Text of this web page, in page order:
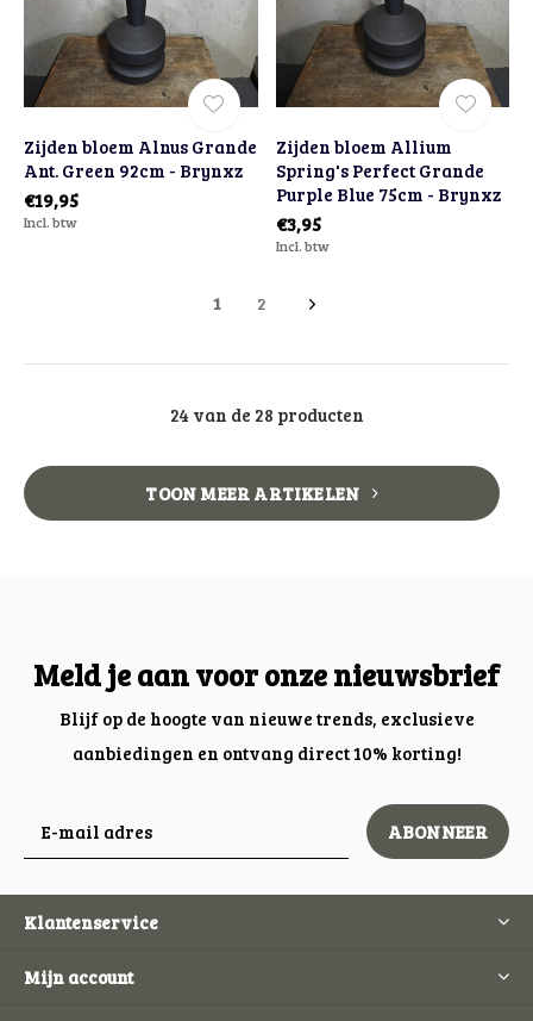
Zijden bloem Alnus Grande
Ant. Green 92cm - Brynxz
€19,95
Incl. btw
Zijden bloem Allium
Spring's Perfect Grande
Purple Blue 75cm - Brynxz
€3,95
Incl. btw
1 2
24 van de 28 producten
TOON MEER ARTIKELEN
Meld je aan voor onze nieuwsbrief
Blijf op de hoogte van nieuwe trends, exclusieve
aanbiedingen en ontvang direct 10% korting!
ABONNEER
Klantenservice
Mijn account